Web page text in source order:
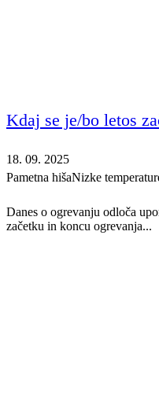
Kdaj se je/bo letos
18. 09. 2025
Pametna hišaNizke
Danes o ogrevanju odloča
začetku in koncu ogrevanja...